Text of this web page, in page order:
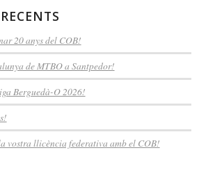
20 anys del COB!
de MTBO a Santpedor!
Berguedà-O 2026!
vostra llicència federativa amb el COB!